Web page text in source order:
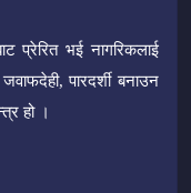
प्रेरित भई नागरिकलाई
पारदर्शी बनाउन
हो ।